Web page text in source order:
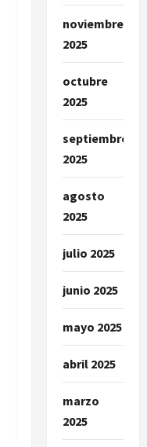
noviembre
2025
octubre
2025
septiembre
2025
agosto
2025
julio 2025
junio 2025
mayo 2025
abril 2025
marzo
2025